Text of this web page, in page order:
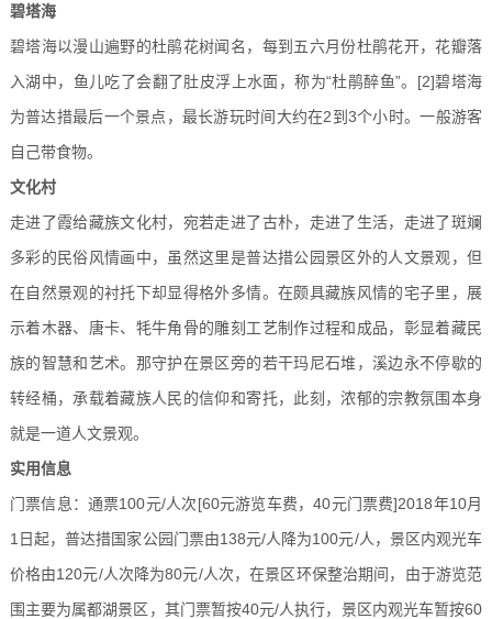
碧塔海
碧塔海以漫山遍野的杜鹃花树闻名，每到五六月份杜鹃花开，花瓣落
入湖中，鱼儿吃了会翻了肚皮浮上水面，称为“杜鹃醉鱼”。 [2]碧塔海
为普达措最后一个景点，最长游玩时间大约在2到3个小时。一般游客
自己带食物。
文化村
走进了霞给藏族文化村，宛若走进了古朴，走进了生活，走进了斑斓
多彩的民俗风情画中，虽然这里是普达措公园景区外的人文景观，但
在自然景观的衬托下却显得格外多情。 在颇具藏族风情的宅子里，展
示着木器、唐卡、牦牛角骨的雕刻工艺制作过程和成品，彰显着藏民
族的智慧和艺术。那守护在景区旁的若干玛尼石堆，溪边永不停歇的
转经桶，承载着藏族人民的信仰和寄托，此刻，浓郁的宗教氛围本身
就是一道人文景观。
实用信息
门票信息：通票100元/人次[60元游览车费，40元门票费]2018年10月
1日起，普达措国家公园门票由138元/人降为100元/人，景区内观光车
价格由120元/人次降为80元/人次，在景区环保整治期间，由于游览范
围主要为属都湖景区，其门票暂按40元/人执行，景区内观光车暂按60